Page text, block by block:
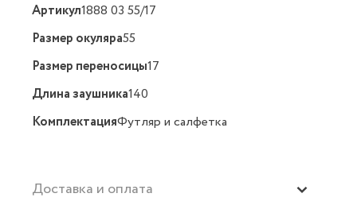
Артикул1888 03 55/17
Размер окуляра55
Размер переносицы17
Длина заушника140
КомплектацияФутляр и салфетка
Доставка и оплата